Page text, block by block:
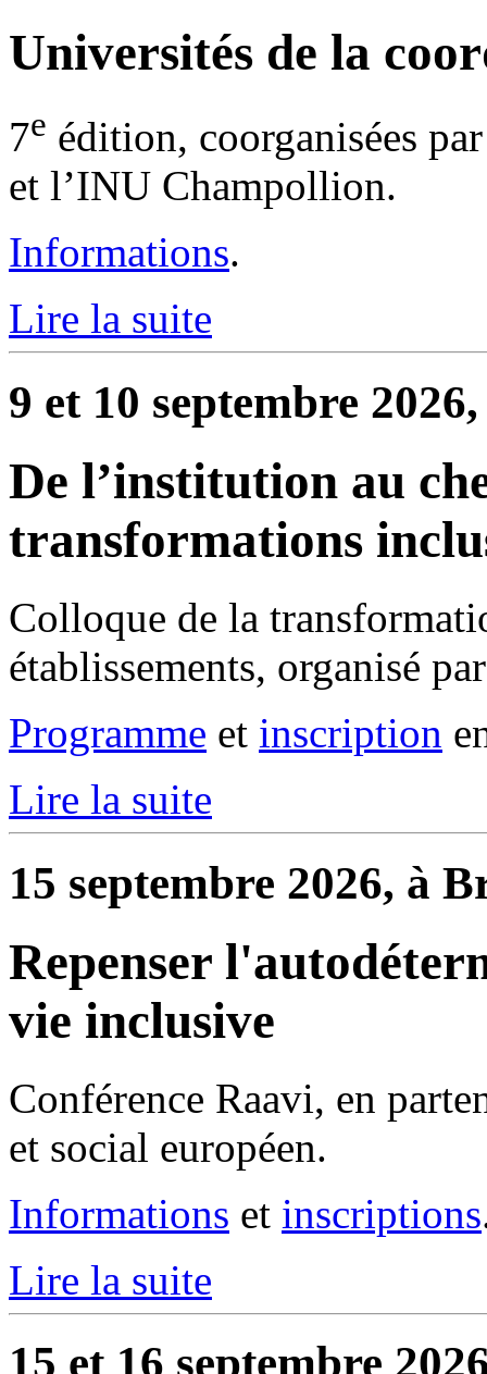
Universités de la
7e édition, coorganisées
et l’INU Champollion.
Informations.
Lire la suite
9 et 10 septembre
De l’institution au
transformations
Colloque de la
établissements, organisé
Programme et inscription
Lire la suite
15 septembre 2026, à
Repenser
vie inclusive
Conférence Raavi, en
et social européen.
Informations et inscriptions
Lire la suite
15 et 16 septembre